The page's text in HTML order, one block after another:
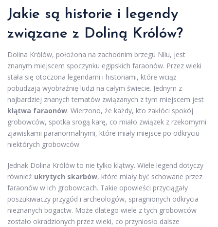
Jakie są historie i legendy
związane z Doliną Królów?
Dolina Królów, położona na zachodnim brzegu Nilu, jest
znanym miejscem spoczynku egipskich faraonów. Przez wieki
stała się otoczona legendami i historiami, które wciąż
pobudzają wyobraźnię ludzi na całym świecie. Jednym z
najbardziej znanych tematów związanych z tym miejscem jest
klątwa faraonów. Wierzono, że każdy, kto zakłóci spokój
grobowców, spotka srogą karę, co miało związek z rzekomymi
zjawiskami paranormalnymi, które miały miejsce po odkryciu
niektórych grobowców.
Jednak Dolina Królów to nie tylko klątwy. Wiele legend dotyczy
również ukrytych skarbów, które miały być schowane przez
faraonów w ich grobowcach. Takie opowieści przyciągały
poszukiwaczy przygód i archeologów, spragnionych odkrycia
nieznanych bogactw. Może dlatego wiele z tych grobowców
zostało okradzionych przez wieki, co przyniosło dalsze